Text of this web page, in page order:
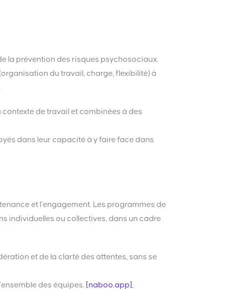
la prévention des risques psychosociaux.
du travail, charge, flexibilité) à
de travail et combinées à des
dans leur capacité à y faire face dans
et l’engagement. Les programmes de
individuelles ou collectives, dans un cadre
et de la clarté des attentes, sans se
des équipes. [naboo.app]